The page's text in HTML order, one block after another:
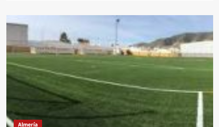
El
Almería
informa
las
al
Almería